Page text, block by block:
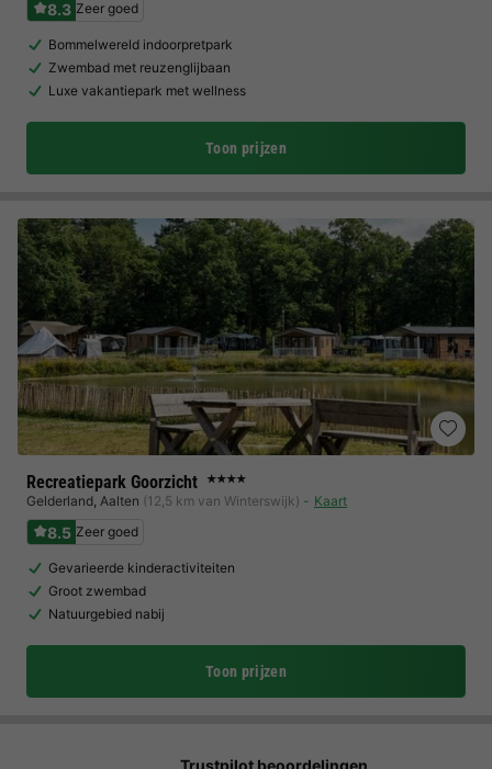
8.3 Zeer goed
Bommelwereld indoorpretpark
Zwembad met reuzenglijbaan
Luxe vakantiepark met wellness
Toon prijzen
Recreatiepark Goorzicht ★★★★
Gelderland, Aalten (12,5 km van Winterswijk) Kaart
8.5 Zeer goed
Gevarieerde kinderactiviteiten
Groot zwembad
Natuurgebied nabij
Toon prijzen
Trustpilot beoordelingen